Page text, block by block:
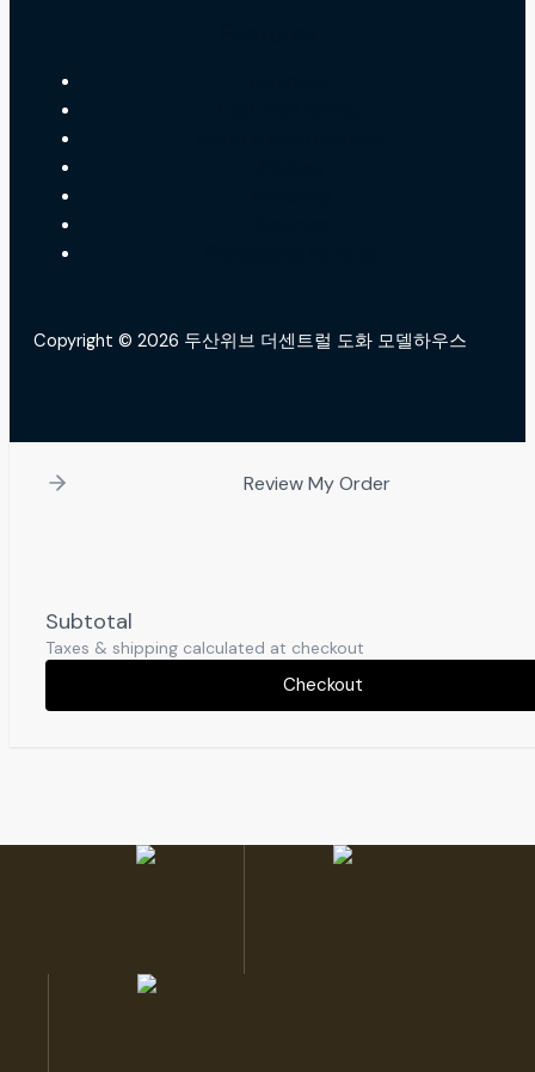
Copyright © 2026 두산위브 더센트럴 도화 모델하우스
Review My Order
Subtotal
Taxes & shipping calculated at checkout
Checkout